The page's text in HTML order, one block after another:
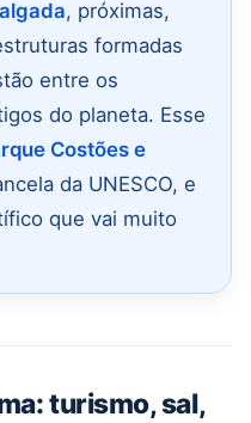
, próximas,
formadas
entre os
do planeta. Esse
Costões e
da UNESCO, e
que vai muito
turismo, sal,